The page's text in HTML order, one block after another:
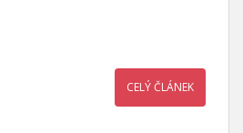
CELÝ ČLÁNEK